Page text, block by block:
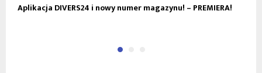
Aplikacja DIVERS24 i nowy numer magazynu! – PREMIERA!